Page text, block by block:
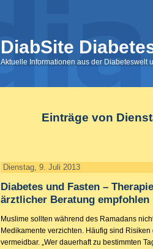
DiabSite
Aktuelle Informationen aus der Diabeteswelt
Einträge von
Dienstag, 9. Juli 2013
Diabetes und Fasten –
ärztlicher Beratung empfohlen
Muslime sollten während des Ramadans
Medikamente verzichten. Häufig sind
vermeidbar. „Wer dauerhaft zu bestimmten